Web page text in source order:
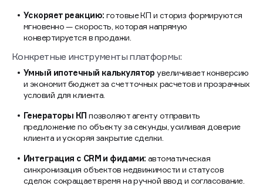
Ускоряет реакцию: готовые КП и сториз формируются
мгновенно — скорость, которая напрямую
конвертируется в продажи.
Конкретные инструменты платформы:
Умный ипотечный калькулятор увеличивает конверсию
и экономит бюджет за счет точных расчетов и прозрачных
условий для клиента.
Генераторы КП позволяют агенту отправить
предложение по объекту за секунды, усиливая доверие
клиента и ускоряя закрытие сделки.
Интеграция с CRM и фидами: автоматическая
синхронизация объектов недвижимости и статусов
сделок сокращает время на ручной ввод и согласование.